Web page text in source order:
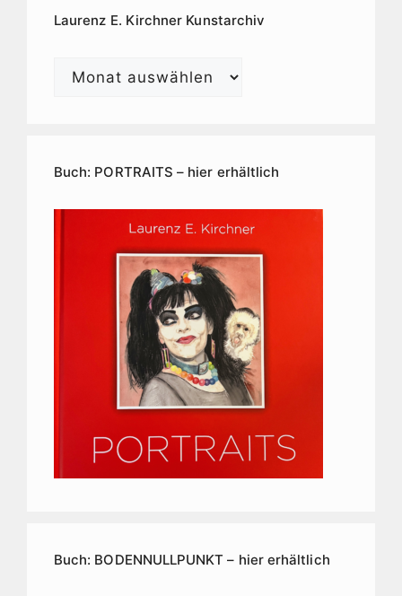
Laurenz E. Kirchner Kunstarchiv
Laurenz
Buch: PORTRAITS – hier erhältlich
Buch: BODENNULLPUNKT – hier erhältlich